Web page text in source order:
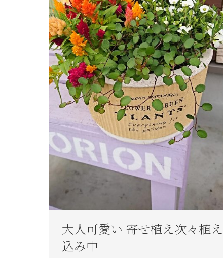
大人可愛い 寄せ植え次々植え
込み中